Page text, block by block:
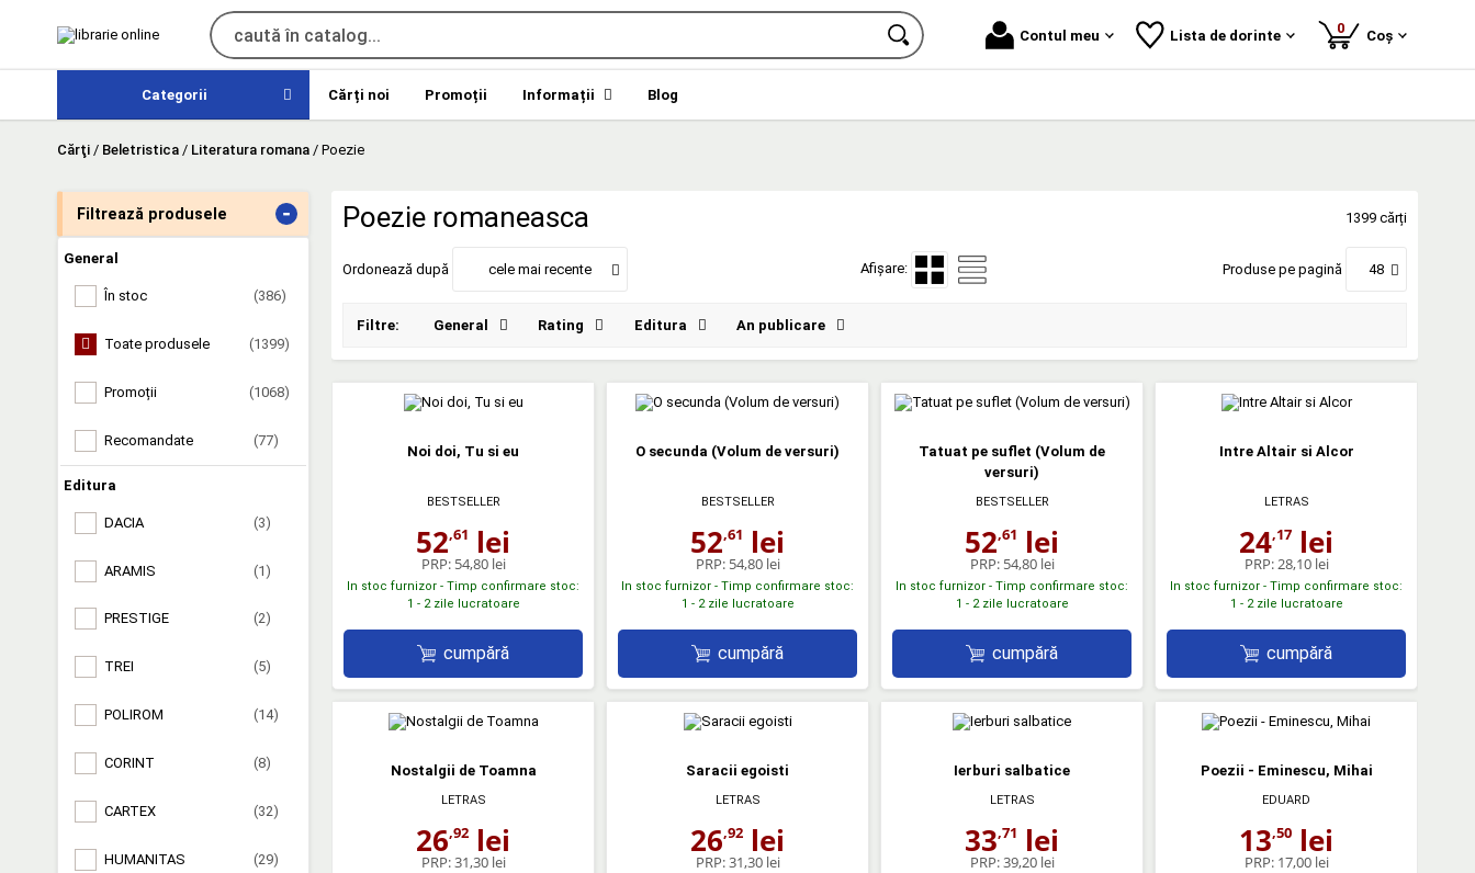
Contul meu Lista de dorinte 0produse
Coș
Categorii Cărți noi Promoții Informații Blog
Cărţi / Beletristica / Literatura romana / Poezie
Filtrează produsele -
General
În stoc (386)
Toate produsele (1399)
Promoții (1068)
Recomandate (77)
Editura
DACIA (3)
ARAMIS (1)
PRESTIGE (2)
TREI (5)
POLIROM (14)
CORINT (8)
CARTEX (32)
HUMANITAS (29)
Poezie romaneasca 1399 cărți
Ordonează după cele mai recente Afișare: Produse pe pagină 48
Filtre: General Rating Editura An publicare
Noi doi, Tu si eu
BESTSELLER
52,61 lei
PRP: 54,80 lei
In stoc furnizor - Timp confirmare stoc:
1 - 2 zile lucratoare
cumpără
O secunda (Volum de versuri)
BESTSELLER
52,61 lei
PRP: 54,80 lei
In stoc furnizor - Timp confirmare stoc:
1 - 2 zile lucratoare
cumpără
Tatuat pe suflet (Volum de
versuri)
BESTSELLER
52,61 lei
PRP: 54,80 lei
In stoc furnizor - Timp confirmare stoc:
1 - 2 zile lucratoare
cumpără
Intre Altair si Alcor
LETRAS
24,17 lei
PRP: 28,10 lei
In stoc furnizor - Timp confirmare stoc:
1 - 2 zile lucratoare
cumpără
Nostalgii de Toamna
LETRAS
26,92 lei
PRP:31,30 lei
Saracii egoisti
LETRAS
26,92 lei
PRP:31,30 lei
Ierburi salbatice
LETRAS
33,71 lei
PRP:39,20 lei
Poezii - Eminescu, Mihai
EDUARD
13,50 lei
PRP: 17,00 lei